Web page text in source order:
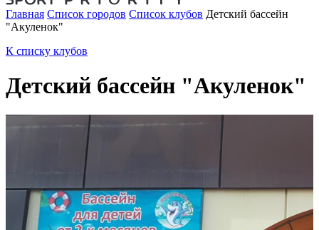
Главная Список городов Список клубов Детский бассейн
"Акуленок"
К списку клубов
Детский бассейн "Акуленок"